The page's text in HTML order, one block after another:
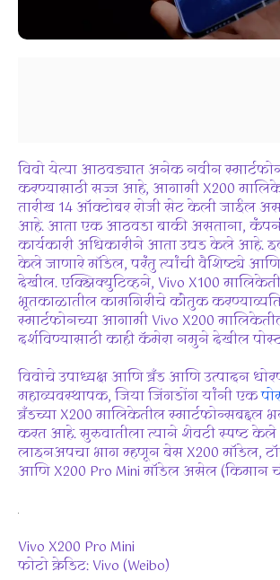
विवो येत्या आठवड्यात अनेक नवीन
करण्यासाठी सज्ज आहे, आगामी X200
तारीख 14 ऑक्टोबर रोजी सेट केली जाईल
आहे. आता एक आठवडा बाकी असताना,
कार्यकारी अधिकारीने आता उघड केले आहे.
केले जाणारे मॉडेल, परंतु त्यांची वैशिष्ट्ये आणि
देखील. एक्झिक्युटिव्हने, Vivo X100
भूतकाळातील कामगिरीचे कौतुक
स्मार्टफोनच्या आगामी Vivo X200
दर्शविण्यासाठी काही कॅमेरा नमुने देखील
विवोचे उपाध्यक्ष आणि ब्रँड आणि उत्पादन
महाव्यवस्थापक, जिया जिंगडोंग यांनी एक
ब्रँडच्या X200 मालिकेतील स्मार्टफोन्सबद्दल
करत आहे. सुरुवातीला त्याने शेवटी स्पष्ट केले
लाइनअपचा भाग म्हणून बेस X200 मॉडेल,
आणि X200 Pro Mini मॉडेल असेल (किमान
Vivo X200 Pro Mini
फोटो क्रेडिट: Vivo (Weibo)